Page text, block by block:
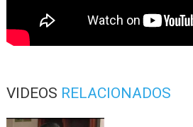
VIDEOS RELACIONADOS